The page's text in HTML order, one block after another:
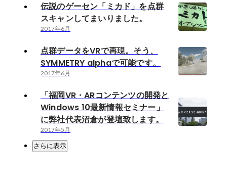
伝説のゲーセン「ミカド」を点群
スキャンしてまいりました。
2017年6月
点群データをVRで再現。そう、
SYMMETRY alphaで可能です。
2017年6月
「福岡VR・ARコンテンツの開発と
Windows 10最新情報セミナー」
に弊社代表沼倉が登壇致します。
2017年5月
さらに表示